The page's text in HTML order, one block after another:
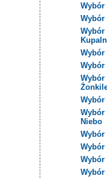
Wybór
Wybór
Wybór
Wybór
Wybór
Wybór
Wybór
Wybór
Niebo
Wybór
Wybór
Wybór
Wybór